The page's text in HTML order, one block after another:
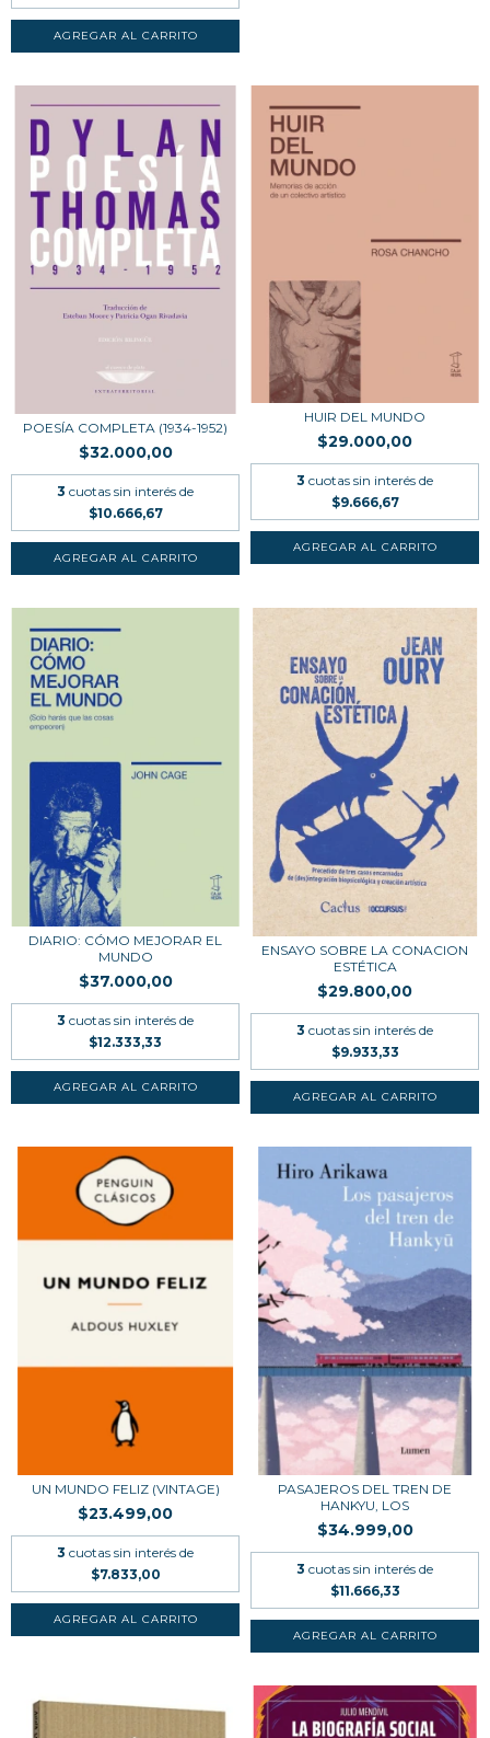
POESÍA COMPLETA (1934-1952)
$32.000,00
3 cuotas sin interés de
$10.666,67
HUIR DEL MUNDO
$29.000,00
3 cuotas sin interés de
$9.666,67
DIARIO: CÓMO MEJORAR EL
MUNDO
$37.000,00
3 cuotas sin interés de
$12.333,33
ENSAYO SOBRE LA CONACION
ESTÉTICA
$29.800,00
3 cuotas sin interés de
$9.933,33
UN MUNDO FELIZ (VINTAGE)
$23.499,00
3 cuotas sin interés de
$7.833,00
PASAJEROS DEL TREN DE
HANKYU, LOS
$34.999,00
3 cuotas sin interés de
$11.666,33